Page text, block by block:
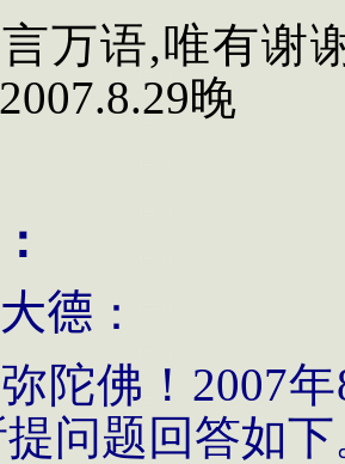
万语,唯有谢
晚
德 ：
陀佛！2007
问题回答如下